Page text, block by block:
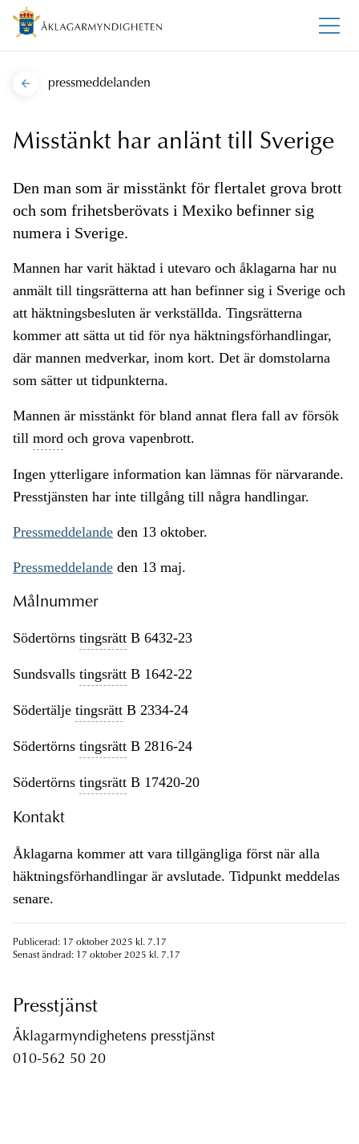
pressmeddelanden
Misstänkt har anlänt till Sverige
Den man som är misstänkt för flertalet grova brott
och som frihetsberövats i Mexiko befinner sig
numera i Sverige.
Mannen har varit häktad i utevaro och åklagarna har nu
anmält till tingsrätterna att han befinner sig i Sverige och
att häktningsbesluten är verkställda. Tingsrätterna
kommer att sätta ut tid för nya häktningsförhandlingar,
där mannen medverkar, inom kort. Det är domstolarna
som sätter ut tidpunkterna.
Mannen är misstänkt för bland annat flera fall av försök
till mord och grova vapenbrott.
Ingen ytterligare information kan lämnas för närvarande.
Presstjänsten har inte tillgång till några handlingar.
Pressmeddelande den 13 oktober.
Pressmeddelande den 13 maj.
Målnummer
Södertörns tingsrätt B 6432-23
Sundsvalls tingsrätt B 1642-22
Södertälje tingsrätt B 2334-24
Södertörns tingsrätt B 2816-24
Södertörns tingsrätt B 17420-20
Kontakt
Åklagarna kommer att vara tillgängliga först när alla
häktningsförhandlingar är avslutade. Tidpunkt meddelas
senare.
Publicerad: 17 oktober 2025 kl. 7.17
Senast ändrad: 17 oktober 2025 kl. 7.17
Presstjänst
Åklagarmyndighetens presstjänst
010-562 50 20